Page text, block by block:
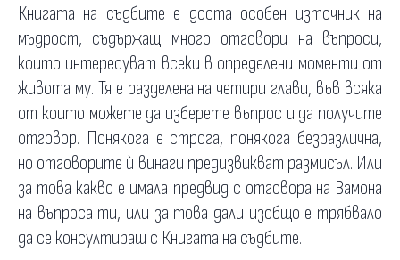
Книгата на съдбите е доста особен източник на
мъдрост, съдържащ много отговори на въпроси,
които интересуват всеки в определени моменти от
живота му. Тя е разделена на четири глави, във всяка
от които можете да изберете въпрос и да получите
отговор. Понякога е строга, понякога безразлична,
но отговорите ѝ винаги предизвикват размисъл. Или
за това какво е имала предвид с отговора на Вамона
на въпроса ти, или за това дали изобщо е трябвало
да се консултираш с Книгата на съдбите.